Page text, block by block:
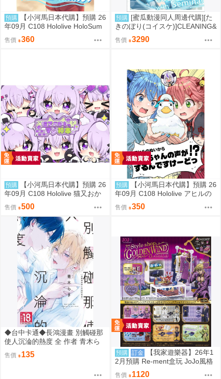
預購
【小河馬日本代購】預購 26
年09月 C108 Hololive HoloSum
mer 繪師:李神の落書き場
售價 360
預購 [蜜瓜動漫同人周邊代購][た
きのぼり(コイスケ)]CLEANING&
COLOURING with Seminar メ
ロンブックス新刊セット【メロ
軸特典版)(同人誌)
售價 3290
預購
【小河馬日本代購】預購 26
年09月 C108 Hololive 猫又おか
ゆのMOGUMOGUマジ神本 繪
師:むーらん 神岡ちろる
售價 500
預購
【小河馬日本代購】預購 26
年09月 C108 Hololive アヒルの
ぬいからスバちゃんの声がする
んですけーどっ 繪師:MALINO
售價 350
◆台中卡通◆長鴻漫畫 別觸碰那
使人沉淪的熱度 全 作者 青木ら
き 送尼采書套
售價 135 預購 訂金
【我家遊樂器】26年1
2月預購 Re-ment盒玩 JoJo風格
館 黃金之風
售價 1120